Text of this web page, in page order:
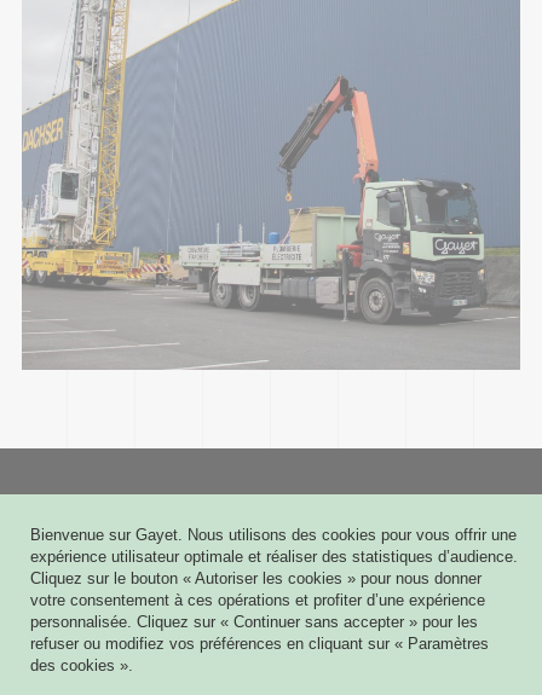
6 rue Joseph Cugnot - CS 60009
51432 TINQUEUX CEDEX
03 26 08 03 03
Contact
Mes plans 3D
Bienvenue sur Gayet. Nous utilisons des cookies pour vous offrir une
expérience utilisateur optimale et réaliser des statistiques d’audience.
Cliquez sur le bouton « Autoriser les cookies » pour nous donner
votre consentement à ces opérations et profiter d’une expérience
personnalisée. Cliquez sur « Continuer sans accepter » pour les
refuser ou modifiez vos préférences en cliquant sur « Paramètres
des cookies ».